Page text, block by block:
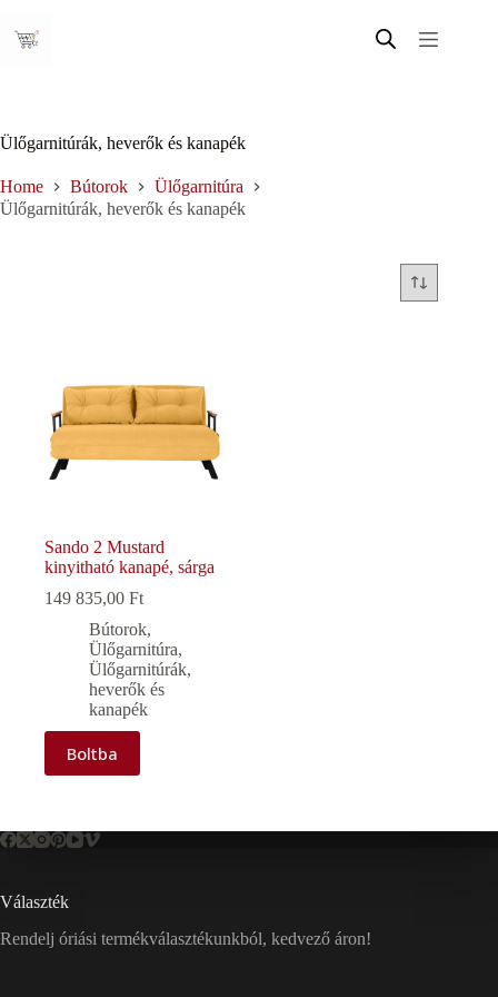
content
Ülőgarnitúrák, heverők és kanapék
Home Bútorok
Ülőgarnitúra
Ülőgarnitúrák, heverők és kanapék
Sando 2 Mustard
kinyitható kanapé, sárga
149 835,00 Ft
Bútorok,
Ülőgarnitúra,
Ülőgarnitúrák,
heverők és
kanapék
Boltba
Választék
Rendelj óriási termékválasztékunkból, kedvező áron!